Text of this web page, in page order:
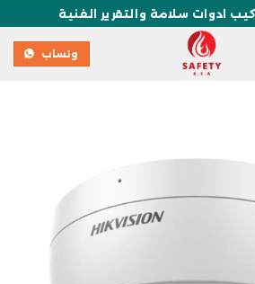
ادوات سلامة والتقرير الفنية
وتساب